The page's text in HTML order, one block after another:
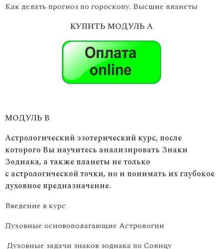
Как делать прогноз по гороскопу. Высшие планеты
КУПИТЬ МОДУЛЬ А
МОДУЛЬ В
Астрологический эзотерический курс, после
которого Вы научитесь анализировать Знаки
Зодиака, а также планеты не только
с астрологической точки, но и понимать их глубокое
духовное предназначение.
Введение в курс
Духовные основополагающие Астрологии
Духовные задачи знаков зодиака по Солнцу